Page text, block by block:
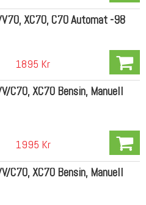
XC70, C70 Automat -98
1895 Kr
C70, XC70 Bensin, Manuell
1995 Kr
C70, XC70 Bensin, Manuell